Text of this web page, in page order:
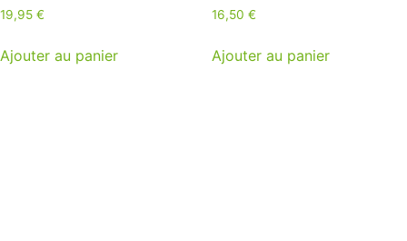
19,95 €
Ajouter au panier
16,50 €
Ajouter au panier